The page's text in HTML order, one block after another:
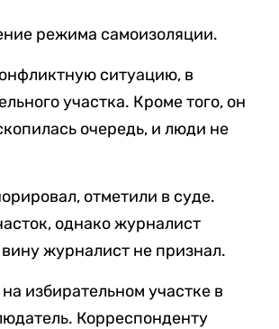
режима самоизоляции.
ситуацию, в
участка. Кроме того, он
очередь, и люди не
отметили в суде.
однако журналист
журналист не признал.
на избирательном участке в
Корреспонденту